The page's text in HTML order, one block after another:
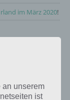
im März 2020!
an unserem
ist